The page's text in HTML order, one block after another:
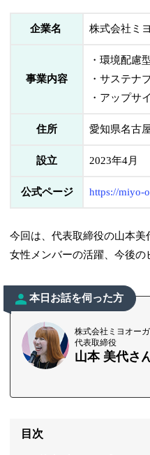
企業名 株式会社ミ
事業内容
・環境配慮
・サステナ
・アップサ
住所 愛知県名古
設立 2023年4月
公式ページ https://miyo-
今回は、代表取締役の山本
女性メンバーの活躍、今後の
本日お話を伺った方
株式会社ミヨオー
代表取締役
山本 美代さ
目次